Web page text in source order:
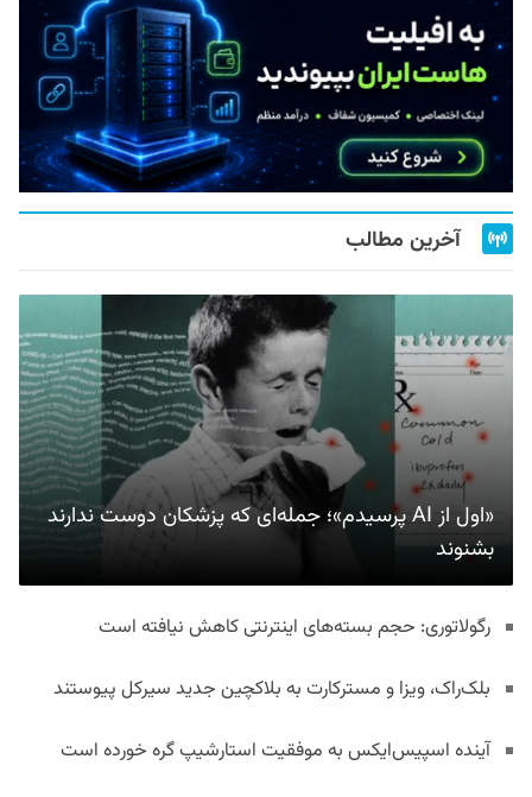
آخرین مطالب
«اول از AI پرسیدم»؛ جمله‌ای که پزشکان دوست ندارند
بشنوند
رگولاتوری: حجم بسته‌های اینترنتی کاهش نیافته است
بلک‌راک، ویزا و مسترکارت به بلاکچین جدید سیرکل پیوستند
آینده اسپیس‌ایکس به موفقیت استارشیپ گره خورده است